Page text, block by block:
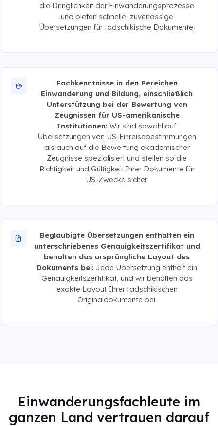
die Dringlichkeit der Einwanderungsprozesse
und bieten schnelle, zuverlässige
Übersetzungen für tadschikische Dokumente.
Fachkenntnisse in den Bereichen
Einwanderung und Bildung, einschließlich
Unterstützung bei der Bewertung von
Zeugnissen für US-amerikanische
Institutionen: Wir sind sowohl auf
Übersetzungen von US-Einreisebestimmungen
als auch auf die Bewertung akademischer
Zeugnisse spezialisiert und stellen so die
Richtigkeit und Gültigkeit Ihrer Dokumente für
US-Zwecke sicher.
Beglaubigte Übersetzungen enthalten ein
unterschriebenes Genauigkeitszertifikat und
behalten das ursprüngliche Layout des
Dokuments bei: Jede Übersetzung enthält ein
Genauigkeitszertifikat, und wir behalten das
exakte Layout Ihrer tadschikischen
Originaldokumente bei.
Einwanderungsfachleute im
ganzen Land vertrauen darauf